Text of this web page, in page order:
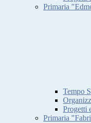
Primaria
Tempo
Progetti
Primaria